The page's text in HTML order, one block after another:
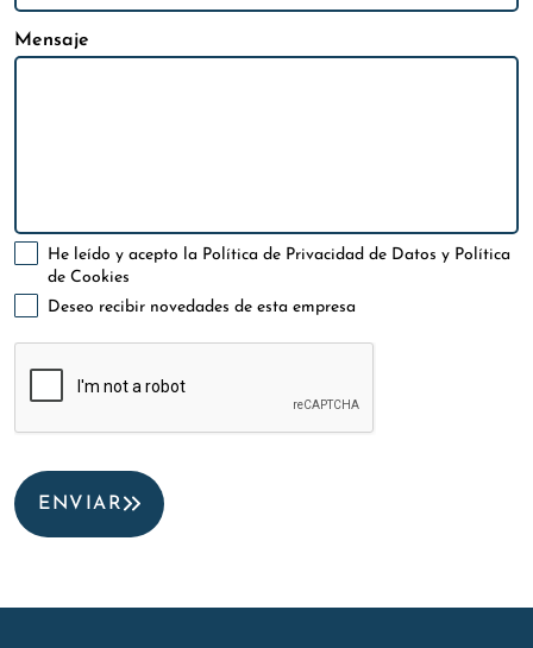
Mensaje
He leído y acepto la Política de Privacidad de Datos y Política
de Cookies
Deseo recibir novedades de esta empresa
ENVIAR